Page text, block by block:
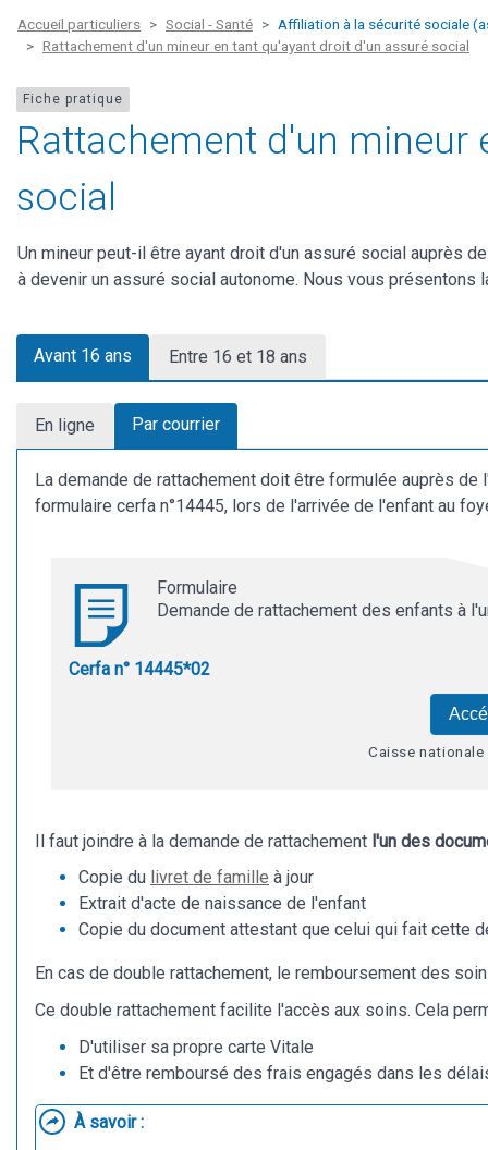
Accueil particuliers Social - Santé
Affiliation à la sécurité sociale
Rattachement d'un mineur en tant qu'ayant droit d'un assuré social
Fiche pratique
Rattachement d'un mineur
social
Un mineur peut-il être ayant droit d'un assuré social auprès
à devenir un assuré social autonome. Nous vous présentons
Avant 16 ans Entre 16 et 18 ans
En ligne Par courrier
La demande de rattachement doit être formulée auprès
formulaire cerfa n°14445, lors de l'arrivée de l'enfant au
Formulaire
Demande de rattachement des enfants à
Cerfa n° 14445*02
Caisse
Il faut joindre à la demande de rattachement l'un des
Copie du livret de famille à jour
Extrait d'acte de naissance de l'enfant
Copie du document attestant que celui qui fait cette
En cas de double rattachement, le remboursement des
Ce double rattachement facilite l'accès aux soins. Cela
D'utiliser sa propre carte Vitale
Et d'être remboursé des frais engagés dans les
À savoir :